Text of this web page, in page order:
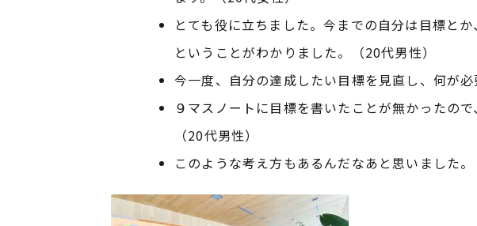
とても役に立ちました。今までの自分は目標と
ということがわかりました。（20代男性）
今一度、自分の達成したい目標を見直し、何が
９マスノートに目標を書いたことが無かったの
（20代男性）
このような考え方もあるんだなあと思いました。